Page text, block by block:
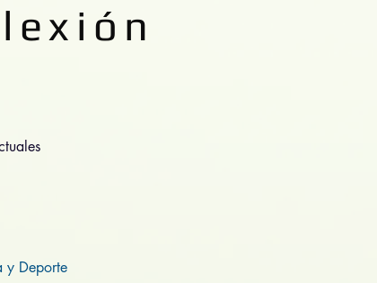
y Deporte